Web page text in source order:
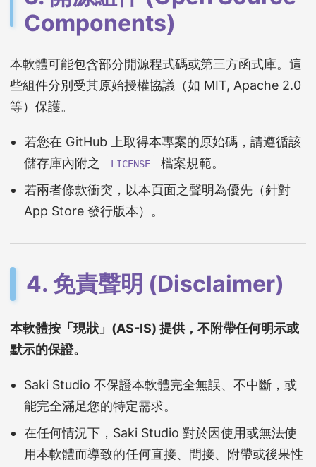
Components)
本軟體可能包含部分開源程式碼或第三方函式庫。這
些組件分別受其原始授權協議（如 MIT, Apache 2.0
等）保護。
若您在 GitHub 上取得本專案的原始碼，請遵循該
儲存庫內附之
LICENSE
檔案規範。
若兩者條款衝突，以本頁面之聲明為優先（針對
App Store 發行版本）。
4. 免責聲明 (Disclaimer)
本軟體按「現狀」(AS-IS) 提供，不附帶任何明示或
默示的保證。
Saki Studio 不保證本軟體完全無誤、不中斷，或
能完全滿足您的特定需求。
在任何情況下，Saki Studio 對於因使用或無法使
用本軟體而導致的任何直接、間接、附帶或後果性